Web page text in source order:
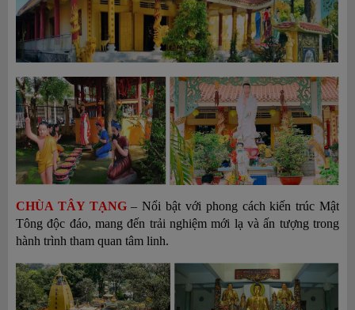
CHÙA TÂY TẠNG – Nổi bật với phong cách kiến trúc Mật
Tông độc đáo, mang đến trải nghiệm mới lạ và ấn tượng trong
hành trình tham quan tâm linh.